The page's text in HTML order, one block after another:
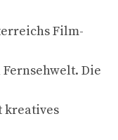
Film-
Die
kreatives